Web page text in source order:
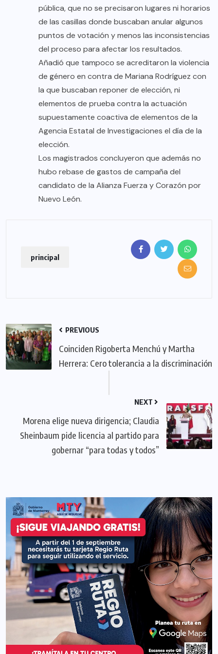
pública, que no se precisaron lugares ni horarios
de las casillas donde buscaban anular algunos
puntos de votación y menos las inconsistencias
del proceso para afectar los resultados.
Añadió que tampoco se acreditaron la violencia
de género en contra de Mariana Rodríguez con
la que buscaban reponer de elección, ni
elementos de prueba contra la actuación
supuestamente coactiva de elementos de la
Agencia Estatal de Investigaciones el día de la
elección.
Los magistrados concluyeron que además no
hubo rebase de gastos de campaña del
candidato de la Alianza Fuerza y Corazón por
Nuevo León.
principal
PREVIOUS
Coinciden Rigoberta Menchú y Martha
Herrera: Cero tolerancia a la discriminación
NEXT
Morena elige nueva dirigencia; Claudia
Sheinbaum pide licencia al partido para
gobernar “para todas y todos”